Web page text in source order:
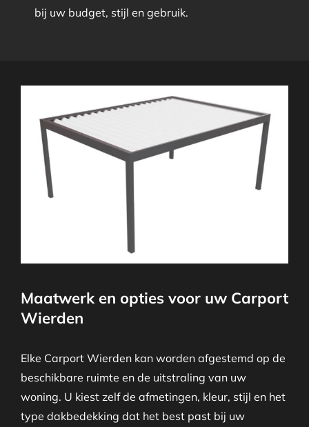
bij uw budget, stijl en gebruik.
Maatwerk en opties voor uw Carport
Wierden
Elke Carport Wierden kan worden afgestemd op de
beschikbare ruimte en de uitstraling van uw
woning. U kiest zelf de afmetingen, kleur, stijl en het
type dakbedekking dat het best past bij uw